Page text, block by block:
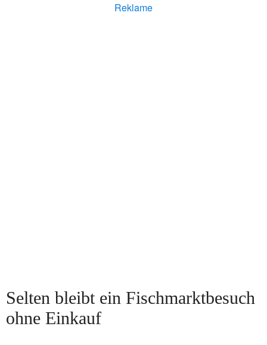
Reklame
Selten bleibt ein Fischmarktbesuch
ohne Einkauf